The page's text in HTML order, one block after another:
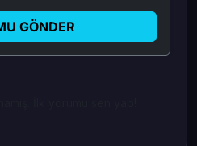
GÖNDER